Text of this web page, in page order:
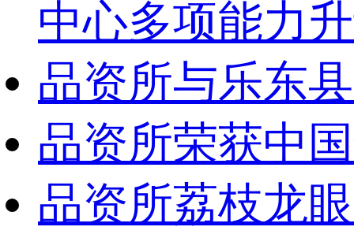
中心多项能力
品资所与乐东
品资所荣获中
品资所荔枝龙